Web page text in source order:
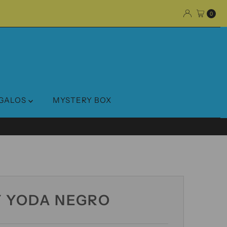
0
MYSTERY BOX
YODA NEGRO